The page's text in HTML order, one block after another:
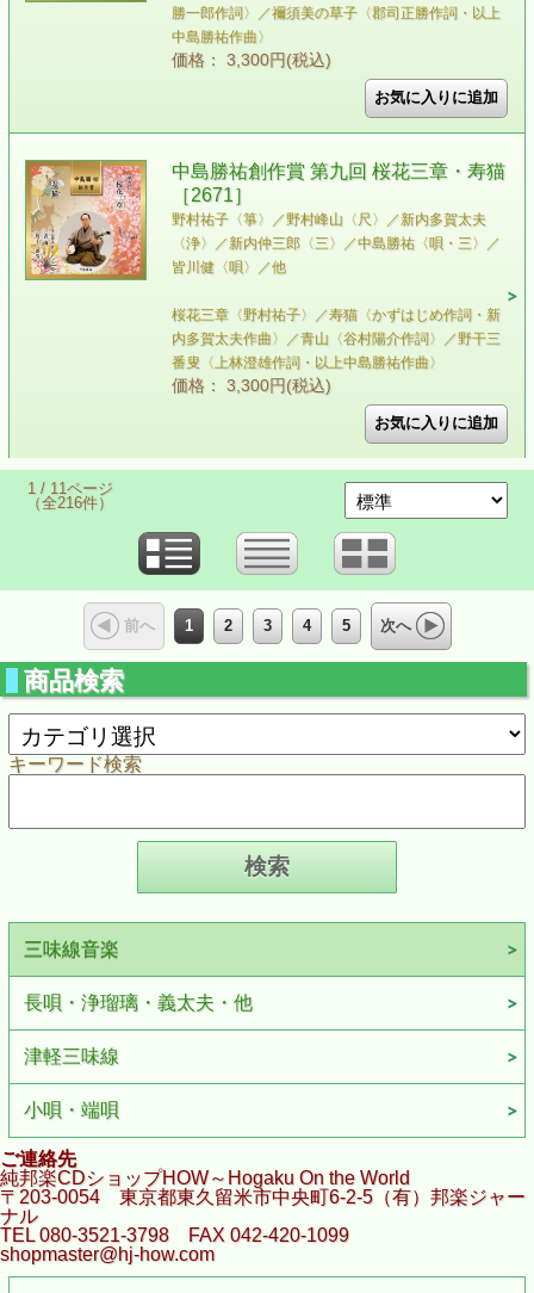
勝一郎作詞〉／禰須美の草子〈郡司正勝作詞・以上
中島勝祐作曲〉
価格： 3,300円(税込)
中島勝祐創作賞 第九回 桜花三章・寿猫
［2671］
野村祐子〈箏〉／野村峰山〈尺〉／新内多賀太夫
〈浄〉／新内仲三郎〈三〉／中島勝祐〈唄・三〉／
皆川健〈唄〉／他
桜花三章〈野村祐子〉／寿猫〈かずはじめ作詞・新
内多賀太夫作曲〉／青山〈谷村陽介作詞〉／野干三
番叟〈上林澄雄作詞・以上中島勝祐作曲〉
価格： 3,300円(税込)
1 / 11ページ
（全216件）
前へ 1 2 3 4 5 次へ
商品検索
キーワード検索
三味線音楽
長唄・浄瑠璃・義太夫・他
津軽三味線
小唄・端唄
ご連絡先
純邦楽CDショップHOW～Hogaku On the World
〒203-0054 東京都東久留米市中央町6-2-5（有）邦楽ジャー
ナル
TEL 080-3521-3798 FAX 042-420-1099
shopmaster@hj-how.com